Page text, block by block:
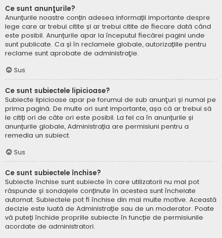
Ce sunt anunţurile?
Anunțurile noastre conțin adesea informații importante despre
lege care ar trebui citite și ar trebui citite de fiecare dată când
este posibil. Anunțurile apar la începutul fiecărei pagini unde
sunt publicate. Ca și în reclamele globale, autorizațiile pentru
reclame sunt aprobate de administraţie.
Sus
Ce sunt subiectele lipicioase?
Subiecte lipicioase apar pe forumul de sub anunţuri și numai pe
prima pagină. De multe ori sunt importante, așa că ar trebui să
le citiți ori de câte ori este posibil. La fel ca în anunțurile și
anunțurile globale, Administrația are permisiuni pentru a
remedia un subiect.
Sus
Ce sunt subiectele închise?
Subiecte închise sunt subiecte în care utilizatorii nu mai pot
răspunde și sondajele conținute în acestea sunt încheiate
automat. Subiectele pot fi închise din mai multe motive. Această
decizie este luată de Administrație sau de un moderator. Poate
vă puteți închide propriile subiecte în funcție de permisiunile
acordate de administratori.